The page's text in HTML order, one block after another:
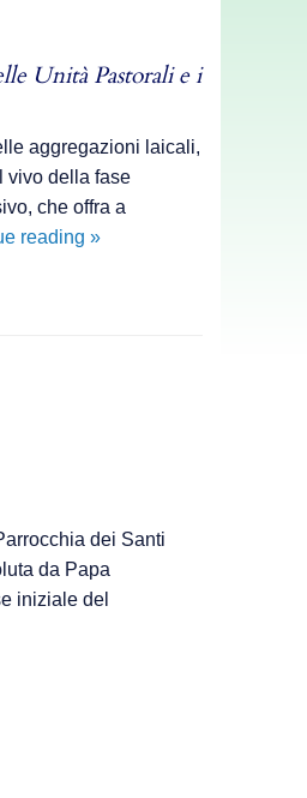
Unità Pastorali e i
aggregazioni laicali,
vivo della fase
che offra a
reading Continua
»
dei Santi
da Papa
iniziale del